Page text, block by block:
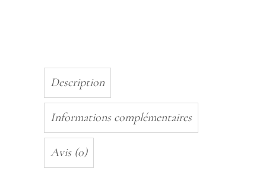
Description
Informations complémentaires
Avis (0)